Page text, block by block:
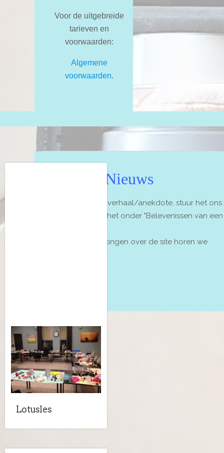
Voor de uitgebreide
tarieven en
voorwaarden:
Algemene
voorwaarden.
Nieuws
Heb je een leuk verhaal/anekdote, stuur het ons
en we plaatsen het onder "Belevenissen van een
Op- en aanmerkingen over de site horen we
Lotusles